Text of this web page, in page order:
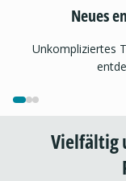
Neues
Unkompliziertes
Vielfältig